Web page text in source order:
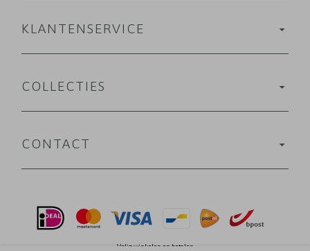
KLANTENSERVICE
COLLECTIES
CONTACT
Velig winkelen en betalen